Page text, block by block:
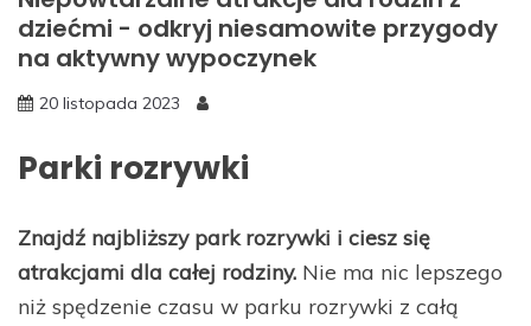
dziećmi - odkryj niesamowite przygody
na aktywny wypoczynek
20 listopada 2023
Parki rozrywki
Znajdź najbliższy park rozrywki i ciesz się
atrakcjami dla całej rodziny. Nie ma nic lepszego
niż spędzenie czasu w parku rozrywki z całą